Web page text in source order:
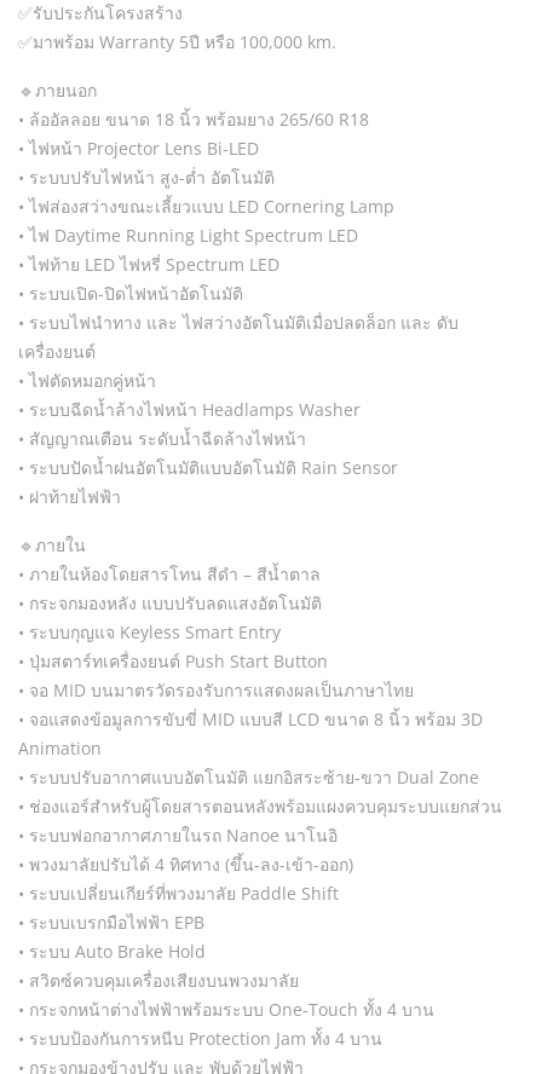
✅️รับประกันโครงสร้าง
✅️มาพร้อม Warranty 5ปี หรือ 100,000 km.
🔹️ภายนอก
• ล้ออัลลอย ขนาด 18 นิ้ว พร้อมยาง 265/60 R18
• ไฟหน้า Projector Lens Bi-LED
• ระบบปรับไฟหน้า สูง-ต่ำ อัตโนมัติ
• ไฟส่องสว่างขณะเลี้ยวแบบ LED Cornering Lamp
• ไฟ Daytime Running Light Spectrum LED
• ไฟท้าย LED ไฟหรี่ Spectrum LED
• ระบบเปิด-ปิดไฟหน้าอัตโนมัติ
• ระบบไฟนำทาง และ ไฟสว่างอัตโนมัติเมื่อปลดล็อก และ ดับ
เครื่องยนต์
• ไฟตัดหมอกคู่หน้า
• ระบบฉีดน้ำล้างไฟหน้า Headlamps Washer
• สัญญาณเตือน ระดับน้ำฉีดล้างไฟหน้า
• ระบบปัดน้ำฝนอัตโนมัติแบบอัตโนมัติ Rain Sensor
• ฝาท้ายไฟฟ้า
🔹️ภายใน
• ภายในห้องโดยสารโทน สีดำ – สีน้ำตาล
• กระจกมองหลัง แบบปรับลดแสงอัตโนมัติ
• ระบบกุญแจ Keyless Smart Entry
• ปุ่มสตาร์ทเครื่องยนต์ Push Start Button
• จอ MID บนมาตรวัดรองรับการแสดงผลเป็นภาษาไทย
• จอแสดงข้อมูลการขับขี่ MID แบบสี LCD ขนาด 8 นิ้ว พร้อม 3D
Animation
• ระบบปรับอากาศแบบอัตโนมัติ แยกอิสระซ้าย-ขวา Dual Zone
• ช่องแอร์สำหรับผู้โดยสารตอนหลังพร้อมแผงควบคุมระบบแยกส่วน
• ระบบฟอกอากาศภายในรถ Nanoe นาโนอิ
• พวงมาลัยปรับได้ 4 ทิศทาง (ขึ้น-ลง-เข้า-ออก)
• ระบบเปลี่ยนเกียร์ที่พวงมาลัย Paddle Shift
• ระบบเบรกมือไฟฟ้า EPB
• ระบบ Auto Brake Hold
• สวิตซ์ควบคุมเครื่องเสียงบนพวงมาลัย
• กระจกหน้าต่างไฟฟ้าพร้อมระบบ One-Touch ทั้ง 4 บาน
• ระบบป้องกันการหนีบ Protection Jam ทั้ง 4 บาน
• กระจกมองข้างปรับ และ พับด้วยไฟฟ้า